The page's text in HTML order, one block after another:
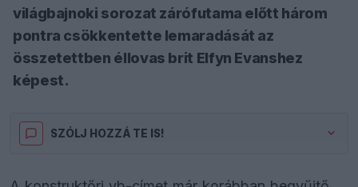
világbajnoki sorozat zárófutama előtt három
pontra csökkentette lemaradását az
összetettben éllovas brit Elfyn Evanshez
képest.
SZÓLJ HOZZÁ TE IS!